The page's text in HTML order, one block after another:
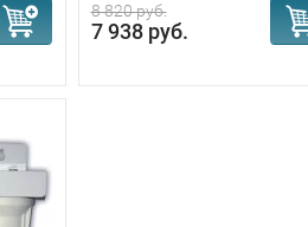
8 820 руб.
7 938 руб.